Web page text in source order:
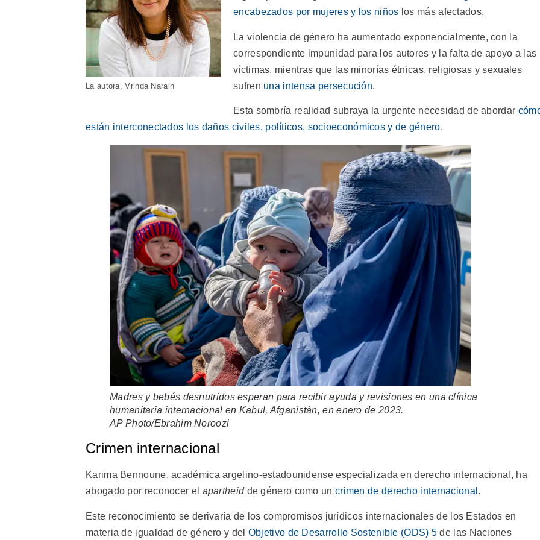
La autora, Vrinda Narain
encabezados por mujeres y los niños los más afectados.
La violencia de género ha aumentado exponencialmente, con la
correspondiente impunidad para los autores y la falta de apoyo a las
víctimas, mientras que las minorías étnicas, religiosas y sexuales
sufren una intensa persecución.
Esta sombría realidad subraya la urgente necesidad de abordar
están interconectados los daños civiles, políticos, socioeconómicos y de género.
Madres y bebés desnutridos esperan para recibir ayuda y revisiones en una clínica
humanitaria internacional en Kabul, Afganistán, en enero de 2023.
AP Photo/Ebrahim Noroozi
Crimen internacional
Karima Bennoune, académica argelino-estadounidense especializada en derecho internacional, ha
abogado por reconocer el apartheidde género como un crimen de derecho internacional .
Este reconocimiento se derivaría de los compromisos jurídicos internacionales de los Estados en
materia de igualdad de género y del Objetivo de Desarrollo Sostenible (ODS) 5 de las Naciones